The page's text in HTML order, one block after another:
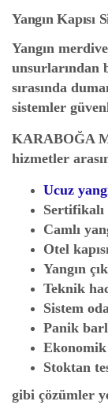
Yangın Kapısı
Yangın
unsurlarından
sırasında
sistemler
KARABOĞA
hizmetler
Ucuz
Sertifikalı
Camlı
Otel
Yangın
Teknik
Sistem
Panik
Ekonomik
Stoktan
gibi çözümler